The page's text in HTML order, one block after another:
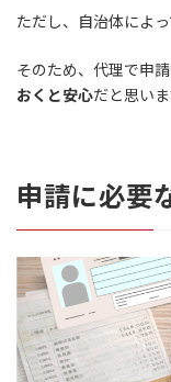
ただし、自治体によ
そのため、代理で申請
おくと安心だと思いま
申請に必要